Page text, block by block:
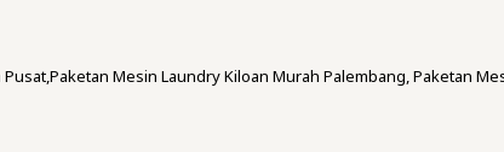
Mesin Laundry Kiloan Murah Palembang, Paketan